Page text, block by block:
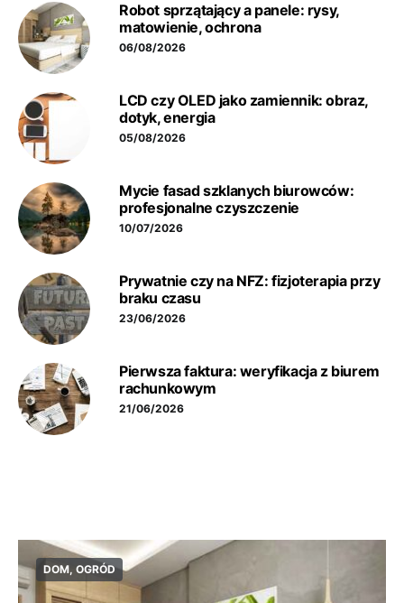
Robot sprzątający a panele: rysy,
matowienie, ochrona
06/08/2026
LCD czy OLED jako zamiennik: obraz,
dotyk, energia
05/08/2026
Mycie fasad szklanych biurowców:
profesjonalne czyszczenie
10/07/2026
Prywatnie czy na NFZ: fizjoterapia przy
braku czasu
23/06/2026
Pierwsza faktura: weryfikacja z biurem
rachunkowym
21/06/2026
DOM, OGRÓD